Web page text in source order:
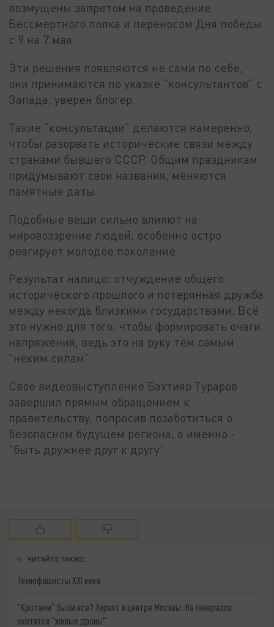
возмущены запретом на проведение
Бессмертного полка и переносом Дня победы
с 9 на 7 мая.
Эти решения появляются не сами по себе,
они принимаются по указке "консультантов" с
Запада, уверен блогер.
Такие "консультации" делаются намеренно,
чтобы разорвать исторические связи между
странами бывшего СССР. Общим праздникам
придумывают свои названия, меняются
памятные даты.
Подобные вещи сильно влияют на
мировоззрение людей, особенно остро
реагирует молодое поколение.
Результат налицо: отчуждение общего
исторического прошлого и потерянная дружба
между некогда близкими государствами. Всё
это нужно для того, чтобы формировать очаги
напряжения, ведь это на руку тем самым
"неким силам".
Своё видеовыступление Бахтияр Тураров
завершил прямым обращением к
правительству, попросив позаботиться о
безопасном будущем региона, а именно -
"быть дружнее друг к другу".
ЧИТАЙТЕ ТАКЖЕ:
Технофашисты XXI века
"Кротами" были все? Теракт в центре Москвы: На генералов
охотятся "живые дроны"